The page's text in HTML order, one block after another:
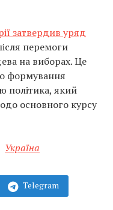
затвердив уряд
перемоги
на виборах. Це
формування
політика, який
основного курсу
Україна
Telegram